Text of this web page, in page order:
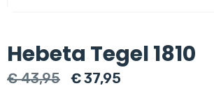
Hebeta Tegel 1810
€43,95
Oorspronkelijke
€37,95